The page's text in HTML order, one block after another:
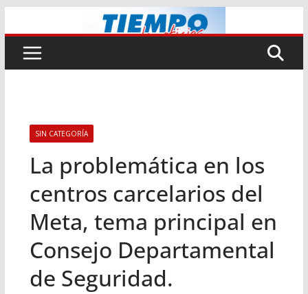
al
contenido
SIN CATEGORÍA
La problemática en los
centros carcelarios del
Meta, tema principal en
Consejo Departamental
de Seguridad.